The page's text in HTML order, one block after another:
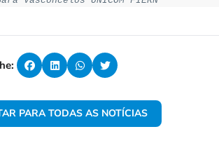
PARA TODAS AS NOTÍCIAS